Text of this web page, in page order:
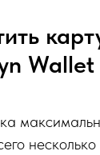
Wallet
несколько